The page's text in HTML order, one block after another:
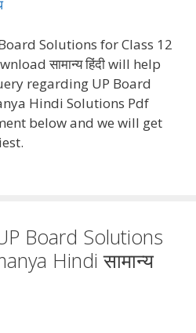
Solutions for Class 12
सामान्य हिंदी will help
regarding UP Board
Hindi Solutions Pdf
below and we will get
Board Solutions
Hindi सामान्य